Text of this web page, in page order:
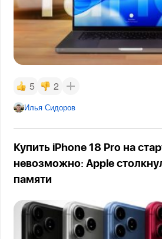
5 2
Илья Сидоров
Купить iPhone 18 Pro на
невозможно: Apple
памяти